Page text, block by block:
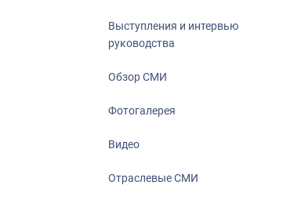
Выступления и интервью
руководства
Обзор СМИ
Фотогалерея
Видео
Отраслевые СМИ